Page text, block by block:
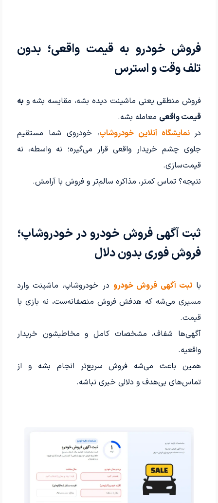
فروش خودرو به قیمت واقعی؛ بدون
تلف وقت و استرس
فروش منطقی یعنی ماشینت دیده بشه، مقایسه بشه وبه
قیمت واقعی معامله بشه.
در نمایشگاه آنلاین خودروشاپ، خودروی شما مستقیم
جلوی چشم خریدار واقعی قرار می‌گیره؛ نه واسطه، نه
قیمت‌سازی.
نتیجه؟ تماس کمتر، مذاکره سالم‌تر و فروش با آرامش.
ثبت آگهی فروش خودرو در خودروشاپ؛
فروش فوری بدون دلال
باثبت آگهی فروش خودرو در خودروشاپ، ماشینت وارد
مسیری می‌شه که هدفش فروش منصفانه‌ست، نه بازی با
قیمت.
آگهی‌ها شفاف، مشخصات کامل و مخاطبشون خریدار
واقعیه.
همین باعث می‌شه فروش سریع‌تر انجام بشه و از
تماس‌های بی‌هدف و دلالی خبری نباشه.